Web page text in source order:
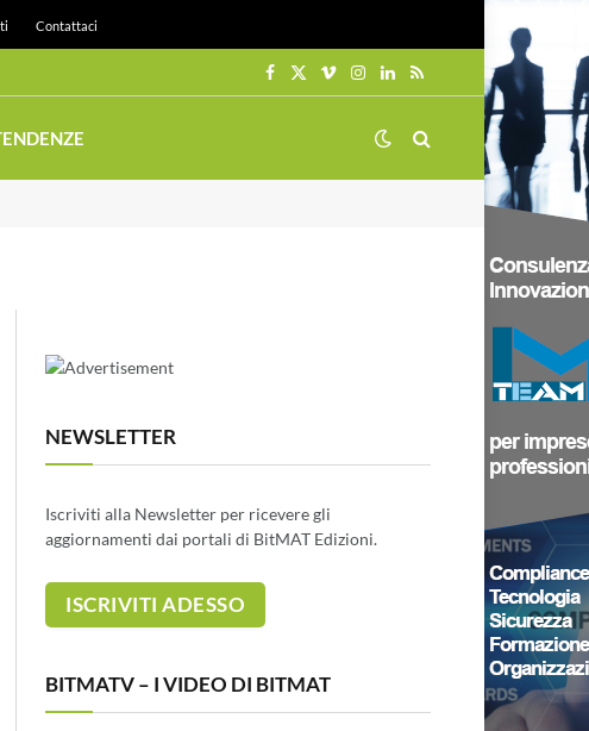
Contattaci
Facebook
X
VimeoInstagram
LinkedIn
RSS
NEWSLETTER
Iscriviti alla Newsletter per ricevere gli
aggiornamenti dai portali di BitMAT Edizioni.
BITMATV – I VIDEO DI BITMAT